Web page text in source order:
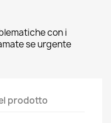
con i
se urgente
prodotto